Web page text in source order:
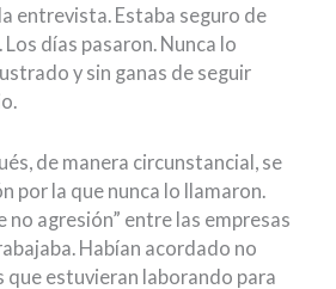
entrevista. Estaba seguro de
días pasaron. Nunca lo
y sin ganas de seguir
de manera circunstancial, se
por la que nunca lo llamaron.
no agresión” entre las empresas
Habían acordado no
que estuvieran laborando para